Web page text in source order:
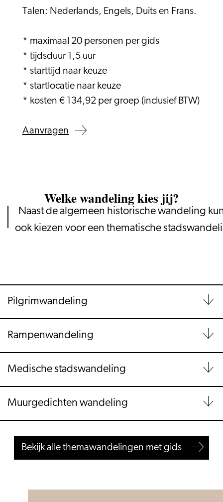
Talen: Nederlands, Engels, Duits en Frans.
* maximaal 20 personen per gids
* tijdsduur 1,5 uur
* starttijd naar keuze
* startlocatie naar keuze
* kosten € 134,92 per groep (inclusief BTW)
Aanvragen
Welke wandeling kies jij?
Naast de algemeen historische wandeling
ook kiezen voor een thematische
Pilgrimwandeling
Rampenwandeling
Medische stadswandeling
Muurgedichten wandeling
Bekijk alle themawandelingen met gids